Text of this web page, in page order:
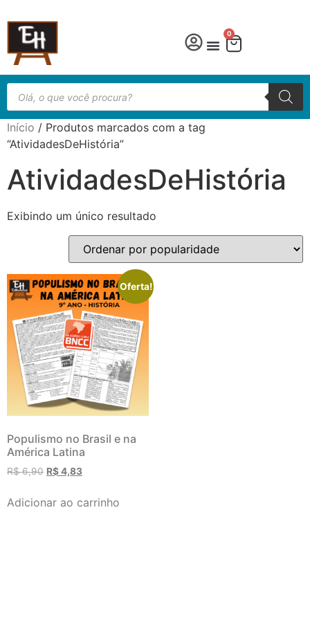
0
Início / Produtos marcados com a tag
“AtividadesDeHistória”
AtividadesDeHistória
Exibindo um único resultado
Oferta!
Populismo no Brasil e na
América Latina
R$6,90 R$4,83
Adicionar ao carrinho